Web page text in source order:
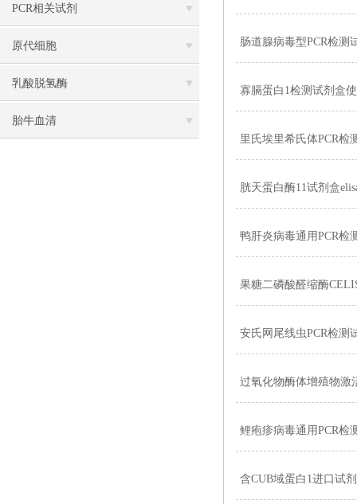
PCR相关试剂
原代细胞
乳酸脱氢酶
胎牛血清
肠道腺病毒型PCR检测
寡膈蛋白1检测试剂盒
里氏埃里希氏体PCR检
胱天蛋白酶11试剂盒
鸭肝炎病毒通用PCR检
果糖二磷酸醛缩酶
安氏网尾线虫PCR检测
过氧化物酶体增殖物激
鲤疱疹病毒通用PCR检
含CUB域蛋白1进口试